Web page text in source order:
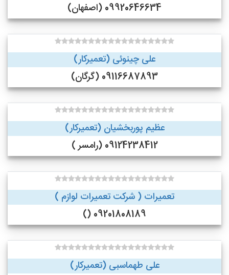
09920646634 (اصفهان)
علی چینوئی (تعمیرکار)
09116687893 (گرگان)
عظیم پوربخشیان (تعمیرکار)
09124238412 (رامسر )
تعمیرات ( شرکت تعمیرات لوازم )
09201808189 ()
علی طهماسبی (تعمیرکار)